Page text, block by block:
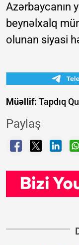
Azərbaycanın
beynəlxalq
olunan siyasi
Müəllif: Tapdıq
Paylaş